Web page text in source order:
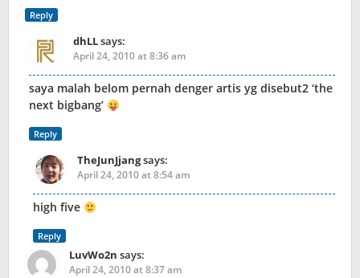
Reply
dhLLsays:
April 24, 2010 at 8:36 am
saya malah belom pernah denger artis yg disebut2 ‘the
next bigbang’
Reply
TheJunJjangsays:
April 24, 2010 at 8:54 am
high five
Reply
LuvWo2n says:
April 24, 2010 at 8:37 am